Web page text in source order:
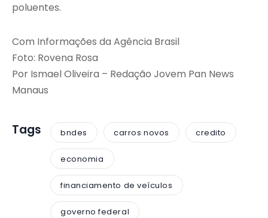
poluentes.
Com Informações da Agência Brasil
Foto: Rovena Rosa
Por Ismael Oliveira – Redação Jovem Pan News
Manaus
Tags bndes carros novos credito
economia
financiamento de veículos
governo federal